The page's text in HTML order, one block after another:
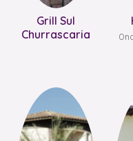
Grill Sul
Churrascaria